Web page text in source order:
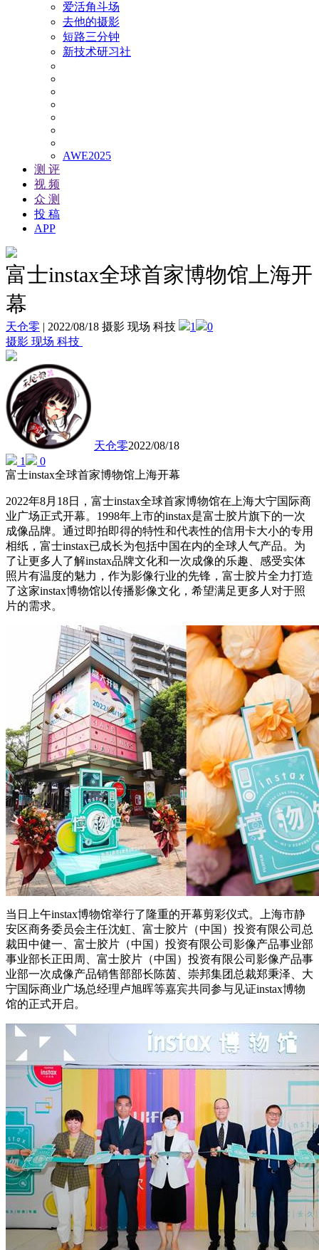
爱活角斗场
去他的摄影
短路三分钟
新技术研习社
AWE2025
测 评
视 频
众 测
投 稿
APP
富士instax全球首家博物馆上海开
幕
天仓零 | 2022/08/18 摄影 现场 科技 1
0
摄影 现场 科技
天仓零2022/08/18
1
0
富士instax全球首家博物馆上海开幕
2022年8月18日，富士instax全球首家博物馆在上海大宁国际商
业广场正式开幕。1998年上市的instax是富士胶片旗下的一次
成像品牌。通过即拍即得的特性和代表性的信用卡大小的专用
相纸，富士instax已成长为包括中国在内的全球人气产品。为
了让更多人了解instax品牌文化和一次成像的乐趣、感受实体
照片有温度的魅力，作为影像行业的先锋，富士胶片全力打造
了这家instax博物馆以传播影像文化，希望满足更多人对于照
片的需求。
当日上午instax博物馆举行了隆重的开幕剪彩仪式。上海市静
安区商务委员会主任沈虹、富士胶片（中国）投资有限公司总
裁田中健一、富士胶片（中国）投资有限公司影像产品事业部
事业部长正田周、富士胶片（中国）投资有限公司影像产品事
业部一次成像产品销售部部长陈茵、崇邦集团总裁郑秉泽、大
宁国际商业广场总经理卢旭晖等嘉宾共同参与见证instax博物
馆的正式开启。